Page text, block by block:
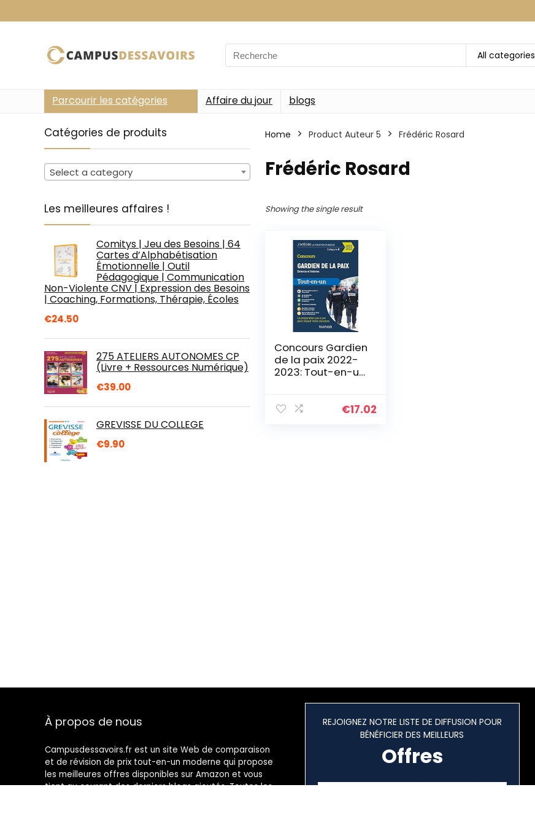
Search
for:
All categories
Parcourir les catégories Affaire du jour blogs
Catégories de produits
Select a category
Les meilleures affaires !
Comitys | Jeu des Besoins | 64
Cartes d’Alphabétisation
Émotionnelle | Outil
Pédagogique | Communication
Non-Violente CNV | Expression des Besoins
| Coaching, Formations, Thérapie, Écoles
€24.50
275 ATELIERS AUTONOMES CP
(Livre + Ressources Numérique)
€39.00
GREVISSE DU COLLEGE
€9.90
Home Product Auteur 5 Frédéric Rosard
Frédéric Rosard
Showing the single result
Concours Gardien
de la paix 2022-
2023: Tout-en-un
€17.02
À propos de nous
Campusdessavoirs.fr est un site Web de comparaison
et de révision de prix tout-en-un moderne qui propose
les meilleures offres disponibles sur Amazon et vous
tient au courant des derniers blogs ajoutés. Toutes les
REJOIGNEZ NOTRE LISTE DE DIFFUSION POUR
BÉNÉFICIER DES MEILLEURS
Offres